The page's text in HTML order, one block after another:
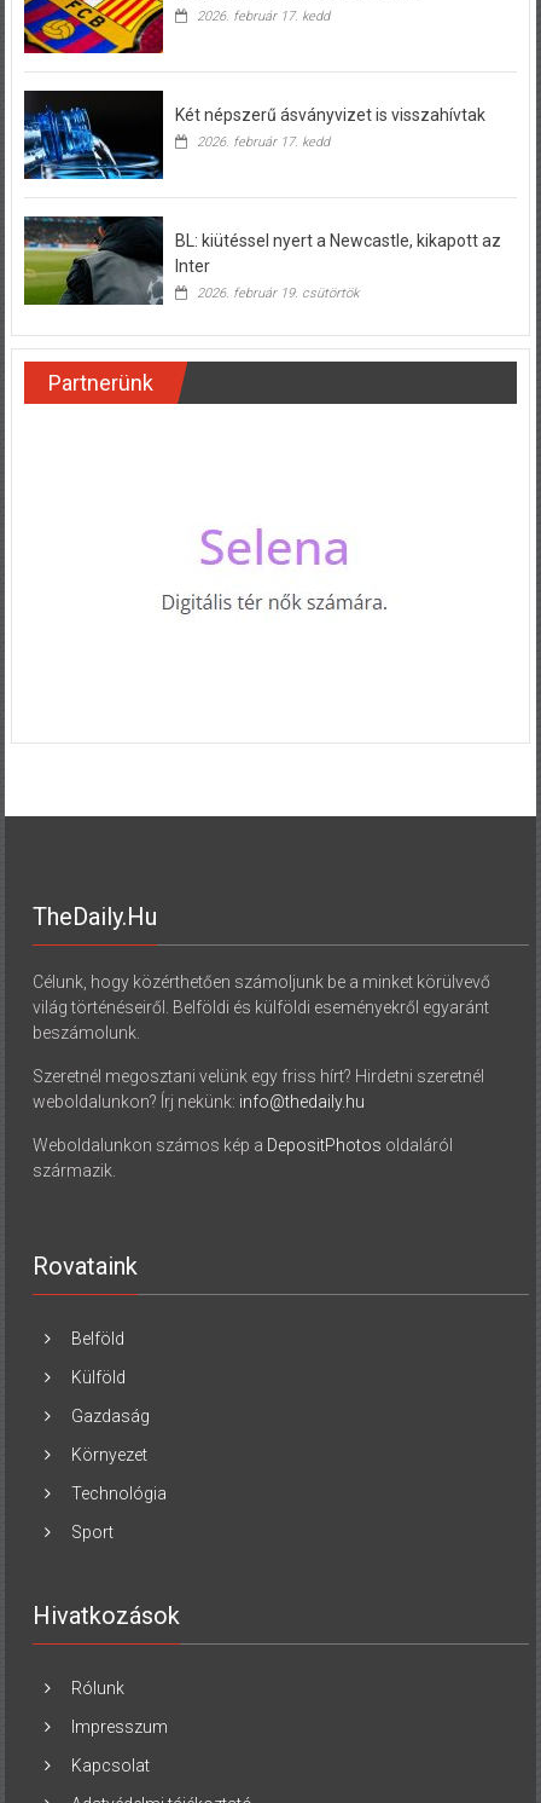
2026. február 17. kedd
Két népszerű ásványvizet is visszahívtak
2026. február 17. kedd
BL: kiütéssel nyert a Newcastle, kikapott az
Inter
2026. február 19. csütörtök
Partnerünk
TheDaily.hu
Célunk, hogy közérthetően számoljunk be a minket körülvevő
világ történéseiről. Belföldi és külföldi eseményekről egyaránt
beszámolunk.
Szeretnél megosztani velünk egy friss hírt? Hirdetni szeretnél
weboldalunkon? Írj nekünk: info@thedaily.hu
Weboldalunkon számos kép a DepositPhotos oldaláról
származik.
Rovataink
Belföld
Külföld
Gazdaság
Környezet
Technológia
Sport
Hivatkozások
Rólunk
Impresszum
Kapcsolat